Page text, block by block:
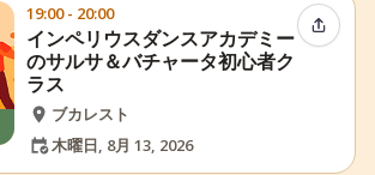
19:00 - 20:00
インペリウスダンスアカデミー
のサルサ＆バチャータ初心者ク
ラス
ブカレスト
木曜日, 8月 13, 2026
イベン